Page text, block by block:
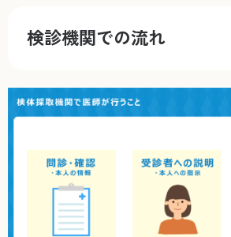
検診機関での流れ